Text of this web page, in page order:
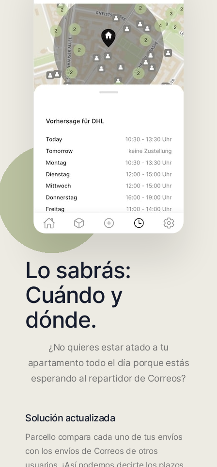
Lo sabrás:
Cuándo y
dónde.
¿No quieres estar atado a tu
apartamento todo el día porque estás
esperando al repartidor de Correos?
Solución actualizada
Parcello compara cada uno de tus envíos
con los envíos de Correos de otros
usuarios. ¡Así podemos decirte los plazos